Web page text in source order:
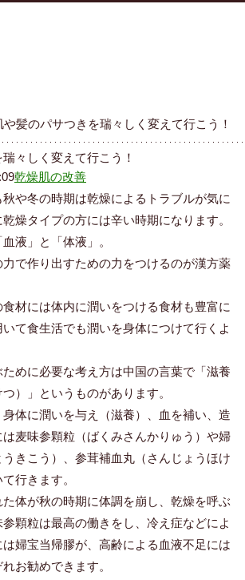
や髪のパサつきを瑞々しく変えて行こう！
々しく変えて行こう！
乾燥肌の改善
や冬の時期は乾燥によるトラブルが気に
燥タイプの方には辛い時期になります。
液」と「体液」。
で作り出すための力をつけるのが漢方薬
材には体内に潤いをつける食材も豊富に
て食生活でも潤いを身体につけて行くよ
めに必要な考え方は中国の言葉で「滋養
）」というものがあります。
体に潤いを与え（滋養）、血を補い、造
麦味参顆粒（ばくみさんかりゅう）や婦
きこう）、参茸補血丸（さんじょうほけ
行きます。
体が秋の時期に体調を崩し、乾燥を呼ぶ
顆粒は最高の働きをし、冷え症などによ
婦宝当帰膠が、高齢による血液不足には
お勧めできます。